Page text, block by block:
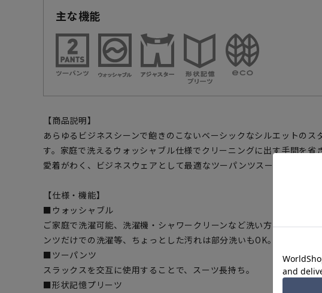
主な機能
【商品説明】
あらゆるビジネスシーンで飽きのこないベーシックなシルエットのス
す。家庭で洗えるウォッシャブル仕様でクリーニングに出す手間を省
愛着がわく、ビジネスウェアとして最適なツーパンツスーツです。
【仕様・機能】
■ウォッシャブル
ご家庭で洗濯可能、洗濯機・シャワークリーンなど洗い方も選べます
ンツだけでの洗濯等、ちょっとした汚れは部分洗いもOK。
■ツーパンツ
スラックスを交互に使用することで、スーツ長持ち。
■形状記憶プリーツ